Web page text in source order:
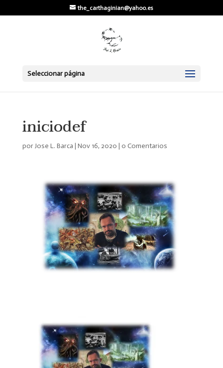
the_carthaginian@yahoo.es
Seleccionar página
iniciodef
porJose L. Barca | Nov 16, 2020 | 0 Comentarios